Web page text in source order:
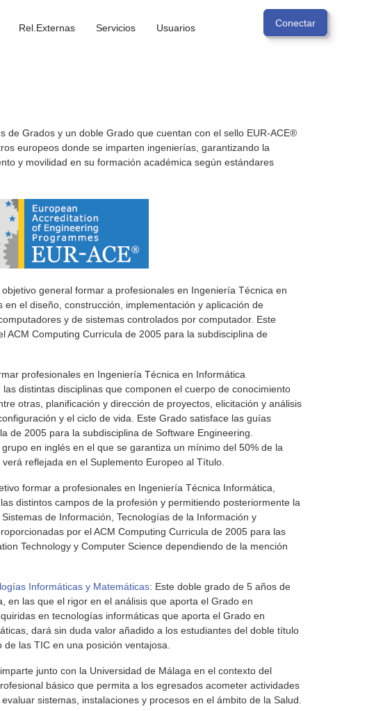
Rel.Externas Servicios Usuarios
de Grados y un doble Grado que cuentan con el sello EUR-ACE®
europeos donde se imparten ingenierías, garantizando la
y movilidad en su formación académica según estándares
general formar a profesionales en Ingeniería Técnica en
el diseño, construcción, implementación y aplicación de
y de sistemas controlados por computador. Este
ACM Computing Curricula de 2005 para la subdisciplina de
profesionales en Ingeniería Técnica en Informática
distintas disciplinas que componen el cuerpo de conocimiento
otras, planificación y dirección de proyectos, elicitación y análisis
y el ciclo de vida. Este Grado satisface las guías
de 2005 para la subdisciplina de Software Engineering.
en inglés en el que se garantiza un mínimo del 50% de la
reflejada en el Suplemento Europeo al Título.
formar a profesionales en Ingeniería Técnica Informática,
distintos campos de la profesión y permitiendo posteriormente la
de Información, Tecnologías de la Información y
por el ACM Computing Curricula de 2005 para las
Technology y Computer Science dependiendo de la mención
Informáticas y Matemáticas: Este doble grado de 5 años de
en las que el rigor en el análisis que aporta el Grado en
en tecnologías informáticas que aporta el Grado en
dará sin duda valor añadido a los estudiantes del doble título
las TIC en una posición ventajosa.
junto con la Universidad de Málaga en el contexto del
básico que permita a los egresados acometer actividades
sistemas, instalaciones y procesos en el ámbito de la Salud.